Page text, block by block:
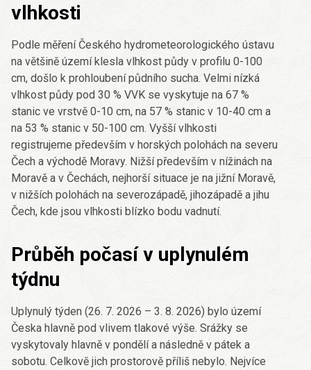
vlhkosti
Podle měření Českého hydrometeorologického ústavu
na většině území klesla vlhkost půdy v profilu 0-100
cm, došlo k prohloubení půdního sucha. Velmi nízká
vlhkost půdy pod 30 % VVK se vyskytuje na 67 %
stanic ve vrstvě 0-10 cm, na 57 % stanic v 10-40 cm a
na 53 % stanic v 50-100 cm. Vyšší vlhkosti
registrujeme především v horských polohách na severu
Čech a východě Moravy. Nižší především v nížinách na
Moravě a v Čechách, nejhorší situace je na jižní Moravě,
v nižších polohách na severozápadě, jihozápadě a jihu
Čech, kde jsou vlhkosti blízko bodu vadnutí.
Průběh počasí v uplynulém
týdnu
Uplynulý týden (26. 7. 2026 – 3. 8. 2026) bylo území
Česka hlavně pod vlivem tlakové výše. Srážky se
vyskytovaly hlavně v pondělí a následně v pátek a
sobotu. Celkově jich prostorově příliš nebylo. Nejvíce